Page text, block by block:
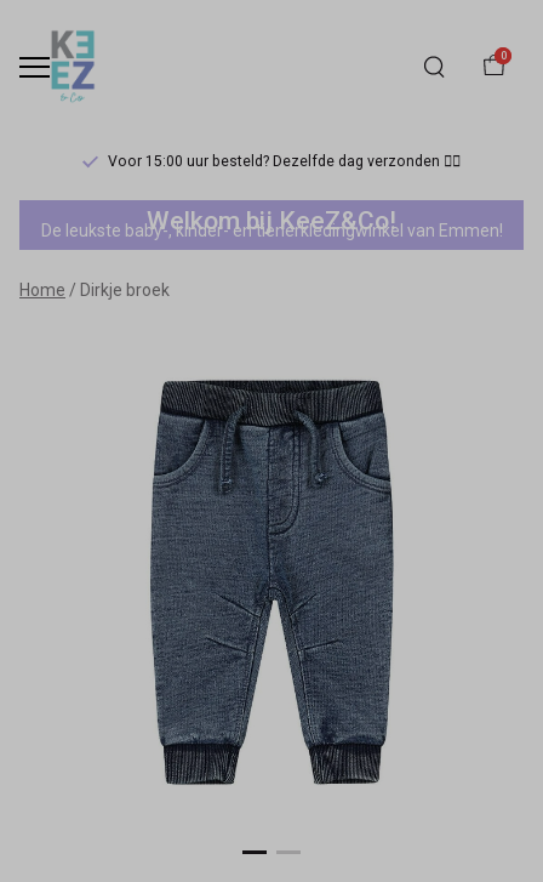
0
Voor 15:00 uur besteld? Dezelfde dag verzonden 🏃‍♀️
Dirkje
broek
Keez&Co
Welkom bij KeeZ&Co!
De leukste baby-, kinder- en tienerkledingwinkel van Emmen!
Home Dirkje broek